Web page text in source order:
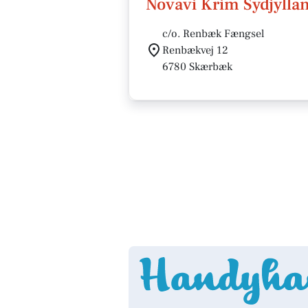
Novavi Krim
c/o. Renbæk Fængsel
Renbækvej 12
6780 Skærbæk